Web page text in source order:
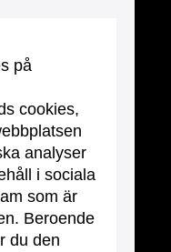
på
cookies,
analyser
i sociala
som är
Beroende
du den